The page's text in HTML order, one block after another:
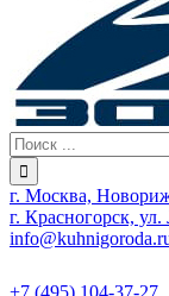
г. Москва,
г. Красногорск,
+7 (495) 104-37-27